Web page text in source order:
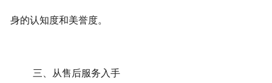
身的认知度和美誉度。
三、从售后服务入手